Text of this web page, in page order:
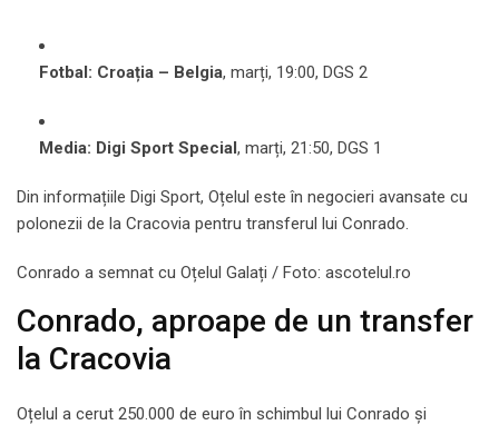
Fotbal: Croația – Belgia, marți, 19:00, DGS 2
Media: Digi Sport Special, marți, 21:50, DGS 1
Din informațiile Digi Sport, Oțelul este în negocieri avansate cu
polonezii de la Cracovia pentru transferul lui Conrado.
Conrado a semnat cu Oțelul Galați / Foto: ascotelul.ro
Conrado, aproape de un transfer
la Cracovia
Oțelul a cerut 250.000 de euro în schimbul lui Conrado și